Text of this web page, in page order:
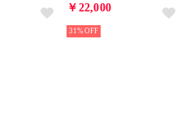
￥22,000
31%